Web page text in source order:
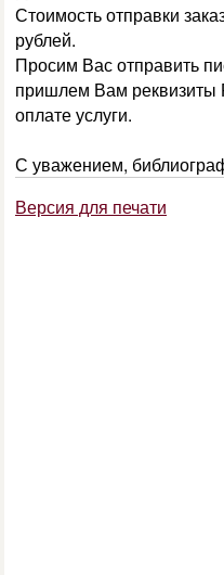
Стоимость отправки
рублей.
Просим Вас отправить
пришлем Вам реквизиты
оплате услуги.
С уважением,
Версия для печати